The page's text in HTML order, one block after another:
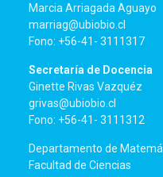
Marcia Arriagada Aguayo
marriag@ubiobio.cl
Fono: +56-41- 3111317
Secretaría de Docencia
Ginette Rivas Vazquéz
grivas@ubiobio.cl
Fono: +56-41- 3111312
Departamento de
Facultad de Ciencias